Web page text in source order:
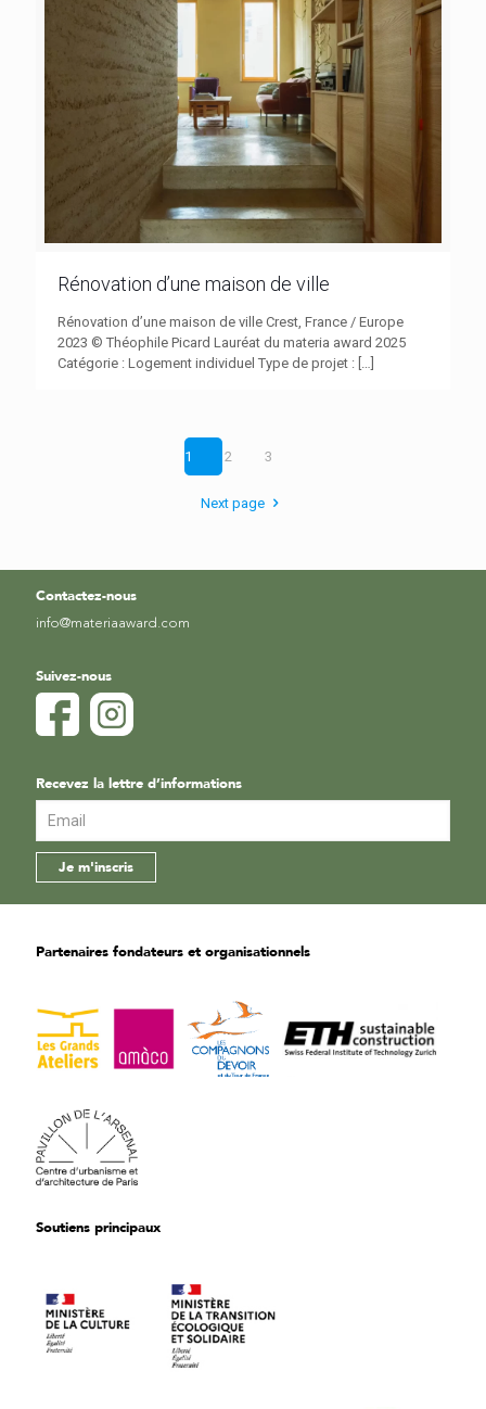
Rénovation d’une maison de ville
Rénovation d’une maison de ville Crest, France / Europe
2023 © Théophile Picard Lauréat du materia award 2025
Catégorie : Logement individuel Type de projet : […]
1 2 3
Next page
Contactez-nous
info@materiaaward.com
Suivez-nous
Recevez la lettre d’informations
Partenaires fondateurs et organisationnels
Soutiens principaux